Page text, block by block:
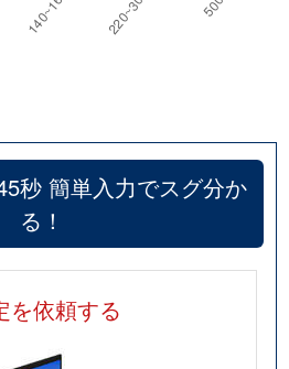
秒 簡単入力でスグ分か
る！
を依頼する